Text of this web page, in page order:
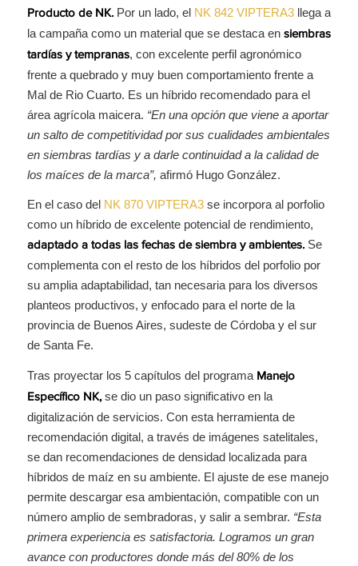
Producto de NK.Por un lado, el NK 842 VIPTERA3llega a
la campaña como un material que se destaca en siembras
tardías y tempranas, con excelente perfil agronómico
frente a quebrado y muy buen comportamiento frente a
Mal de Rio Cuarto. Es un híbrido recomendado para el
área agrícola maicera. “En una opción que viene a aportar
un salto de competitividad por sus cualidades ambientales
en siembras tardías y a darle continuidad a la calidad de
los maíces de la marca”, afirmó Hugo González.
En el caso del NK 870 VIPTERA3se incorpora al porfolio
como un híbrido de excelente potencial de rendimiento,
adaptado a todas las fechas de siembra y ambientes.Se
complementa con el resto de los híbridos del porfolio por
su amplia adaptabilidad, tan necesaria para los diversos
planteos productivos, y enfocado para el norte de la
provincia de Buenos Aires, sudeste de Córdoba y el sur
de Santa Fe.
Tras proyectar los 5 capítulos del programa Manejo
Específico NK,se dio un paso significativo en la
digitalización de servicios. Con esta herramienta de
recomendación digital, a través de imágenes satelitales,
se dan recomendaciones de densidad localizada para
híbridos de maíz en su ambiente. El ajuste de ese manejo
permite descargar esa ambientación, compatible con un
número amplio de sembradoras, y salir a sembrar. “Esta
primera experiencia es satisfactoria. Logramos un gran
avance con productores donde más del 80% de los